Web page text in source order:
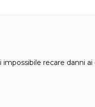
recare danni